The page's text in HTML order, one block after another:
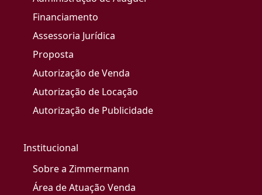
Financiamento
Assessoria Jurídica
Proposta
Autorização de Venda
Autorização de Locação
Autorização de Publicidade
Institucional
Sobre a Zimmermann
Área de Atuação Venda